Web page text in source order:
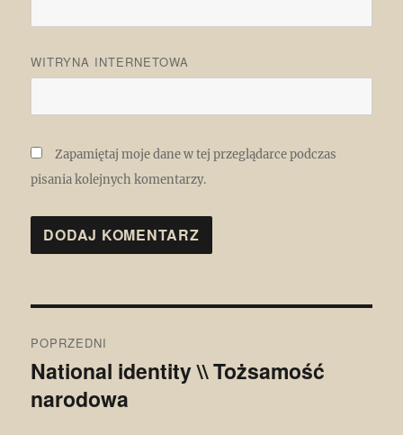
WITRYNA INTERNETOWA
Zapamiętaj moje dane w tej przeglądarce podczas
pisania kolejnych komentarzy.
wpisu
POPRZEDNI
Poprzedni
wpis:
National identity \\ Tożsamość
narodowa